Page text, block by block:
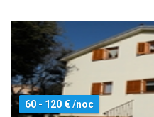
60 - 120 € /noc